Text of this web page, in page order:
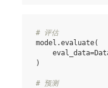
# 评估
model .evaluate(
eval_data=
)
# 预测